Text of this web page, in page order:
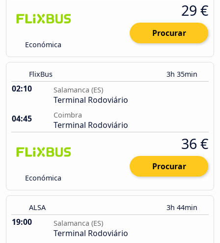
Económica
29 €
Procurar
FlixBus 3h 35min
02:10 Salamanca (ES)
Terminal Rodoviário
04:45
Coimbra
Terminal Rodoviário
Económica
36 €
Procurar
ALSA 3h 44min
19:00 Salamanca (ES)
Terminal Rodoviário